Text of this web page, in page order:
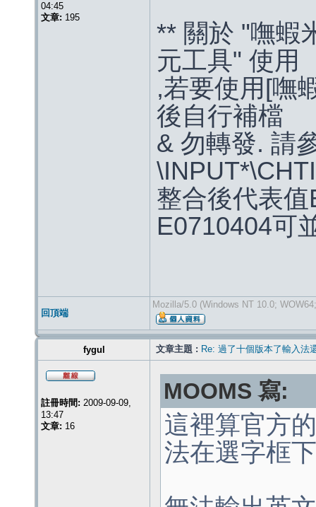
04:45
文章: 195
** 關於 "嘸蝦
元工具" 使用
,若要使用[嘸
後自行補檔
& 勿轉發. 請
整合後代表
E0710404可
回頂端
Mozilla/5.0 (Windows NT 10.0;
fygul 文章主題 : Re: 過了十個版本了輸入法
註冊時間: 2009-09-09,
13:47
文章: 16
MOOMS 寫:
這裡算官方
法在選字框